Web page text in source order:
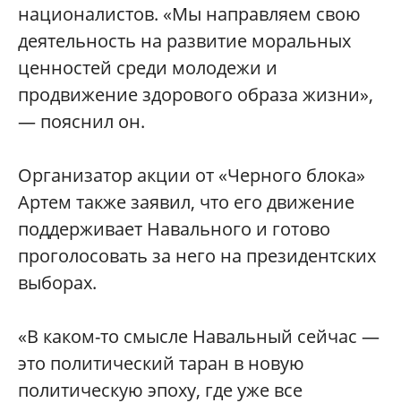
националистов. «Мы направляем свою
деятельность на развитие моральных
ценностей среди молодежи и
продвижение здорового образа жизни»,
— пояснил он.
Организатор акции от «Черного блока»
Артем также заявил, что его движение
поддерживает Навального и готово
проголосовать за него на президентских
выборах.
«В каком-то смысле Навальный сейчас —
это политический таран в новую
политическую эпоху, где уже все